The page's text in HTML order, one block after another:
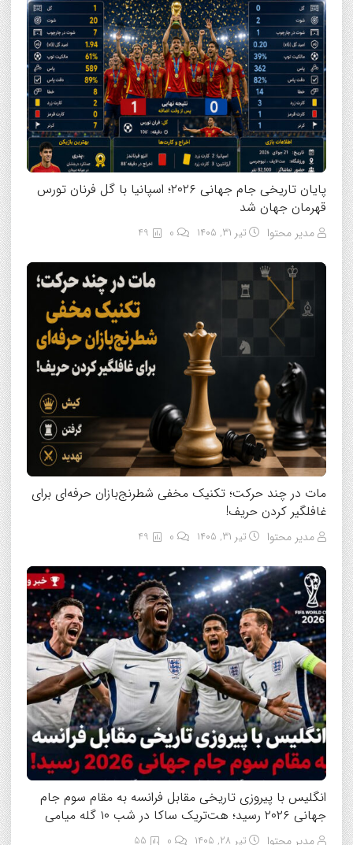
پایان تاریخی جام جهانی ۲۰۲۶؛ اسپانیا با گل فرنان تورس
قهرمان جهان شد
مدیر محتوا تیر ۳۱, ۱۴۰۵ 49
مات در چند حرکت؛ تکنیک مخفی شطرنج‌بازان حرفه‌ای برای
غافلگیر کردن حریف!
مدیر محتوا تیر ۳۱, ۱۴۰۵ 49
انگلیس با پیروزی تاریخی مقابل فرانسه به مقام سوم جام
جهانی ۲۰۲۶ رسید؛ هت‌تریک ساکا در شب ۱۰ گله میامی
مدیر محتوا تیر ۲۸, ۱۴۰۵ 55